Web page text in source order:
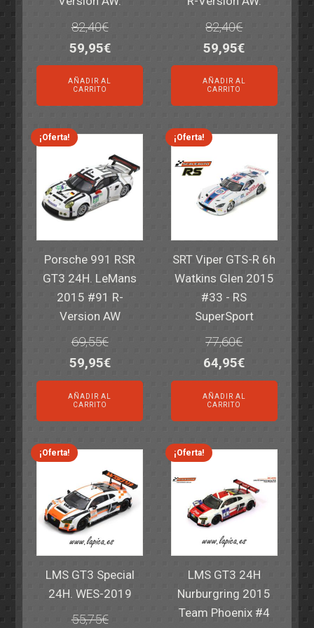
82,40€
El
precio
original
era:
82,40€.
59,95€El
precio
es:
59,95€.
AÑADIR AL
CARRITO
82,40€
El
precio
original
era:
82,40€.
59,95€El
precio
es:
59,95€.
AÑADIR AL
CARRITO
¡Oferta!
Porsche 991 RSR
GT3 24H. LeMans
2015 #91 R-
Version AW
69,55€
El
precio
original
era:
69,55€.
59,95€El
precio
actual
es:
59,95€.
AÑADIR AL
CARRITO
¡Oferta!
SRT Viper GTS-R 6h
Watkins Glen 2015
#33 - RS
SuperSport
77,60€
El
precio
original
era:
77,60€.
64,95€El
precio
actual
es:
64,95€.
AÑADIR AL
CARRITO
¡Oferta!
LMS GT3 Special
24H. WES-2019
55,75€
¡Oferta!
LMS GT3 24H
Nurburgring 2015
Team Phoenix #4